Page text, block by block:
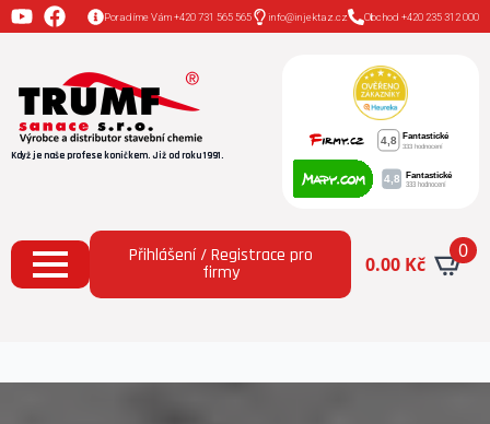
Poradíme Vám +420 731 565 565 info@injektaz.cz Obchod +420 235 312 000
Když je naše profese koníčkem. Již od roku 1991.
Přihlášení / Registrace pro
firmy 0.00 Kč
0